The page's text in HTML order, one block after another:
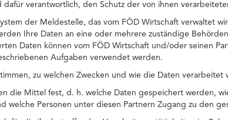
dafür verantwortlich, den Schutz der von ihnen
der Meldestelle, das vom FÖD Wirtschaft verwaltet
Ihre Daten an eine oder mehrere zuständige
Daten können vom FÖD Wirtschaft und/oder seinen
Aufgaben verwendet werden.
zu welchen Zwecken und wie die Daten verarbeitet
die Mittel fest, d. h. welche Daten gespeichert werden,
welche Personen unter diesen Partnern Zugang zu den